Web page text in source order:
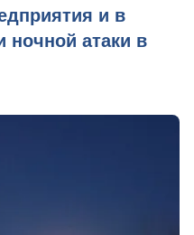
и в
ночной атаки в